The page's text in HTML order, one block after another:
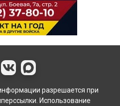
разрешается при
Использование